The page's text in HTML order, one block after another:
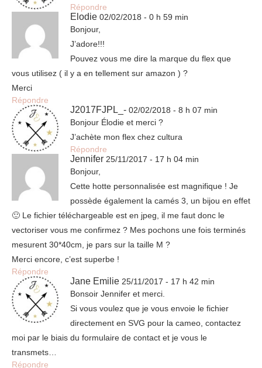
Répondre
Elodie 02/02/2018 - 0 h 59 min
Bonjour,
J’adore!!!
Pouvez vous me dire la marque du flex que
vous utilisez ( il y a en tellement sur amazon ) ?
Merci
Répondre
J2017FJPL_- 02/02/2018 - 8 h 07 min
Bonjour Élodie et merci ?
J’achète mon flex chez cultura
Répondre
Jennifer 25/11/2017 - 17 h 04 min
Bonjour,
Cette hotte personnalisée est magnifique ! Je
possède également la camés 3, un bijou en effet
🙂 Le fichier téléchargeable est en jpeg, il me faut donc le
vectoriser vous me confirmez ? Mes pochons une fois terminés
mesurent 30*40cm, je pars sur la taille M ?
Merci encore, c’est superbe !
Répondre
Jane Emilie 25/11/2017 - 17 h 42 min
Bonsoir Jennifer et merci.
Si vous voulez que je vous envoie le fichier
directement en SVG pour la cameo, contactez
moi par le biais du formulaire de contact et je vous le
transmets…
Répondre